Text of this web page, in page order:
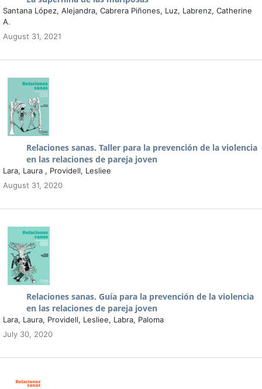
Santana López, Alejandra, Cabrera Piñones, Luz, Labrenz, Catherine
A.
August 31, 2021
Relaciones sanas. Taller para la prevención de la violencia
en las relaciones de pareja joven
Lara, Laura , Providell, Lesliee
August 31, 2020
Relaciones sanas. Guía para la prevención de la violencia
en las relaciones de pareja joven
Lara, Laura, Providell, Lesliee, Labra, Paloma
July 30, 2020